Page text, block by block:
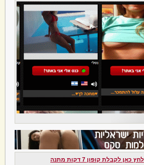
לחץ כאן לקבלת קופון 7 דקות מתנה